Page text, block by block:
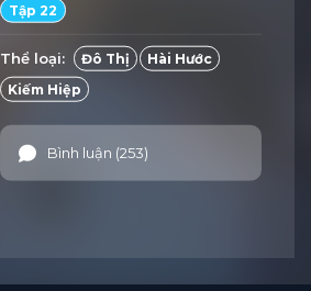
Tập 22
Thể loại: Đô Thị
Hài Hước
Kiếm Hiệp
Bình luận (253)